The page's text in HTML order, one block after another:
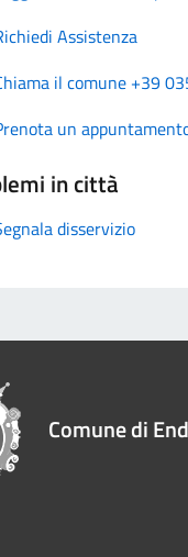
Assistenza
il comune +39
un
in città
disservizio
Comune di